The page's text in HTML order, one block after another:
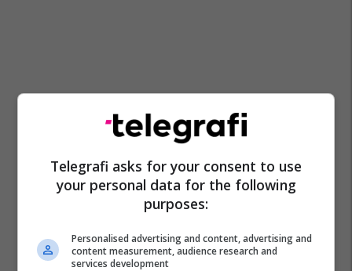
Telegrafi asks for your consent to use
your personal data for the following
purposes:
Personalised advertising and content, advertising and
content measurement, audience research and
services development